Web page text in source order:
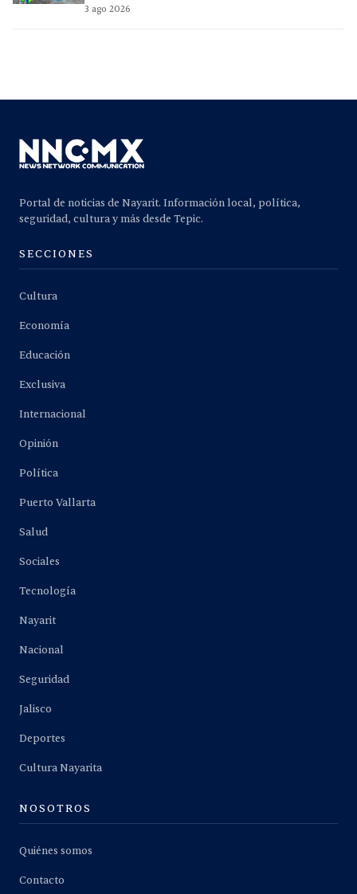
3 ago 2026
Portal de noticias de Nayarit. Información local, política,
seguridad, cultura y más desde Tepic.
SECCIONES
Cultura
Economía
Educación
Exclusiva
Internacional
Opinión
Política
Puerto Vallarta
Salud
Sociales
Tecnología
Nayarit
Nacional
Seguridad
Jalisco
Deportes
Cultura Nayarita
NOSOTROS
Quiénes somos
Contacto